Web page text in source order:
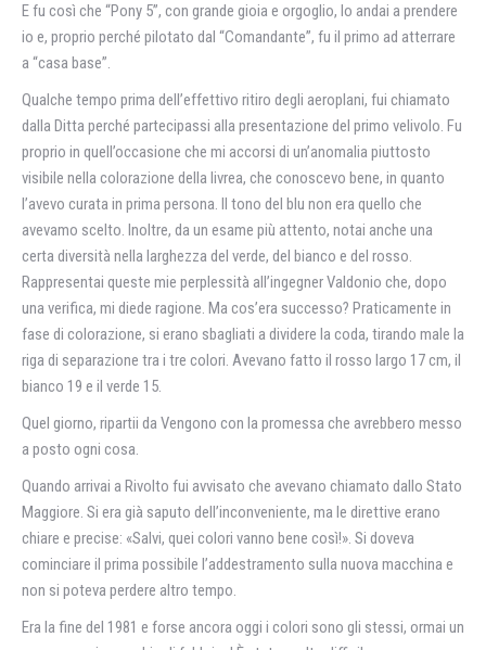
E fu così che “Pony 5”, con grande gioia e orgoglio, lo andai a prendere
io e, proprio perché pilotato dal “Comandante”, fu il primo ad atterrare
a “casa base”.
Qualche tempo prima dell’effettivo ritiro degli aeroplani, fui chiamato
dalla Ditta perché partecipassi alla presentazione del primo velivolo. Fu
proprio in quell’occasione che mi accorsi di un’anomalia piuttosto
visibile nella colorazione della livrea, che conoscevo bene, in quanto
l’avevo curata in prima persona. Il tono del blu non era quello che
avevamo scelto. Inoltre, da un esame più attento, notai anche una
certa diversità nella larghezza del verde, del bianco e del rosso.
Rappresentai queste mie perplessità all’ingegner Valdonio che, dopo
una verifica, mi diede ragione. Ma cos’era successo? Praticamente in
fase di colorazione, si erano sbagliati a dividere la coda, tirando male la
riga di separazione tra i tre colori. Avevano fatto il rosso largo 17 cm, il
bianco 19 e il verde 15.
Quel giorno, ripartii da Vengono con la promessa che avrebbero messo
a posto ogni cosa.
Quando arrivai a Rivolto fui avvisato che avevano chiamato dallo Stato
Maggiore. Si era già saputo dell’inconveniente, ma le direttive erano
chiare e precise: «Salvi, quei colori vanno bene così!». Si doveva
cominciare il prima possibile l’addestramento sulla nuova macchina e
non si poteva perdere altro tempo.
Era la fine del 1981 e forse ancora oggi i colori sono gli stessi, ormai un